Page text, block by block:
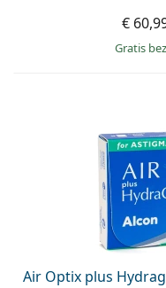
€
Gratis
Air Optix plus